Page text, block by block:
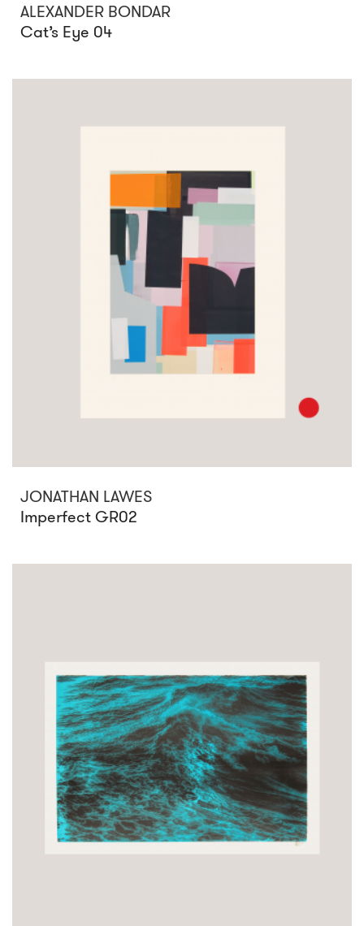
ALEXANDER BONDAR
Cat’s Eye 04
JONATHAN LAWES
Imperfect GR02